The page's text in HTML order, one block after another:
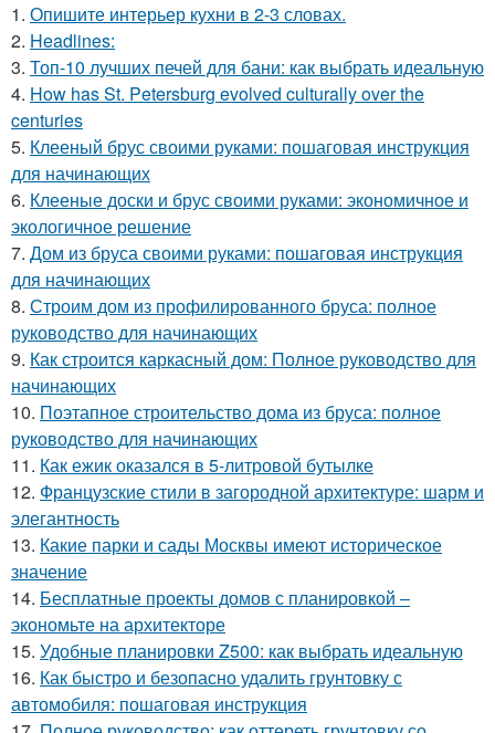
1. Опишите интерьер кухни в 2-3 словах.
2. Headlines:
3. Топ-10 лучших печей для бани: как выбрать идеальную
4. How has St. Petersburg evolved culturally over the
centuries
5. Клееный брус своими руками: пошаговая инструкция
для начинающих
6. Клееные доски и брус своими руками: экономичное и
экологичное решение
7. Дом из бруса своими руками: пошаговая инструкция
для начинающих
8. Строим дом из профилированного бруса: полное
руководство для начинающих
9. Как строится каркасный дом: Полное руководство для
начинающих
10. Поэтапное строительство дома из бруса: полное
руководство для начинающих
11. Как ежик оказался в 5-литровой бутылке
12. Французские стили в загородной архитектуре: шарм и
элегантность
13. Какие парки и сады Москвы имеют историческое
значение
14. Бесплатные проекты домов с планировкой –
экономьте на архитекторе
15. Удобные планировки Z500: как выбрать идеальную
16. Как быстро и безопасно удалить грунтовку с
автомобиля: пошаговая инструкция